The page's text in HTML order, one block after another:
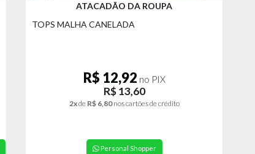
ATACADÃO DA ROUPA
TOPS MALHA CANELADA
R$ 12,92 no PIX
R$ 13,60
2xde R$ 6,80 nos cartões de crédito
Personal Shopper